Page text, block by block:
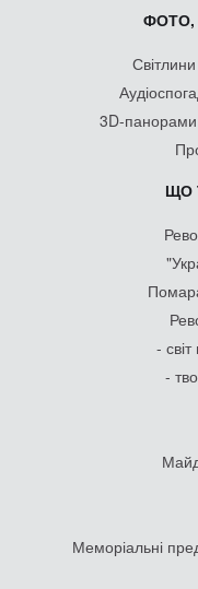
ФОТО,
3D-
ЩО
-
-
Меморіальні